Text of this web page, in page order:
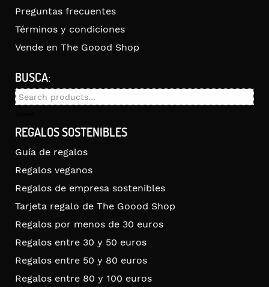
Preguntas frecuentes
Términos y condiciones
Vende en The Goood Shop
BUSCA:
Search
REGALOS SOSTENIBLES
Guía de regalos
Regalos veganos
Regalos de empresa sostenibles
Tarjeta regalo de The Goood Shop
Regalos por menos de 30 euros
Regalos entre 30 y 50 euros
Regalos entre 50 y 80 euros
Regalos entre 80 y 100 euros